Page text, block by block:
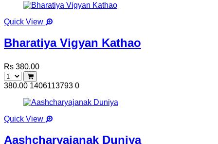
Quick View
Bharatiya Vigyan Kathao
Rs 380.00
380.00 1406113793 0
Quick View
Aashcharyajanak Duniya